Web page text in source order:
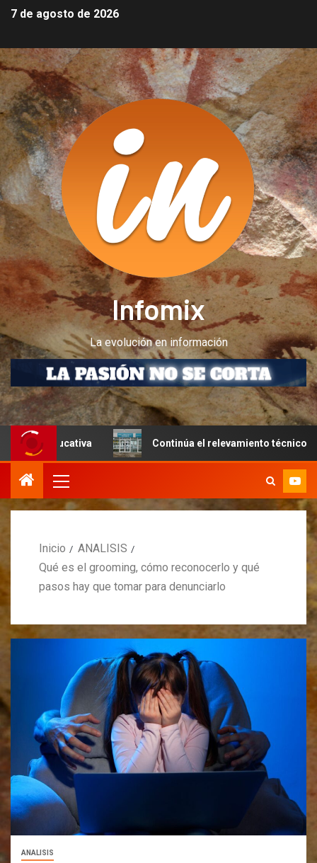
7 de agosto de 2026
Infomix
La evolución en información
Continúa el relevamiento técnico en Perito
Inicio
ANALISIS
Qué es el grooming, cómo reconocerlo y qué
pasos hay que tomar para denunciarlo
ANALISIS